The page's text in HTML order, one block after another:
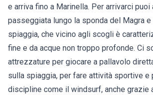
e arriva fino a Marinella. Per arrivarci
passeggiata lungo la sponda del Magra
spiaggia, che vicino agli scogli è
fine e da acque non troppo profonde. Ci
attrezzature per giocare a pallavolo
sulla spiaggia, per fare attività sportive e
discipline come il windsurf, anche grazie